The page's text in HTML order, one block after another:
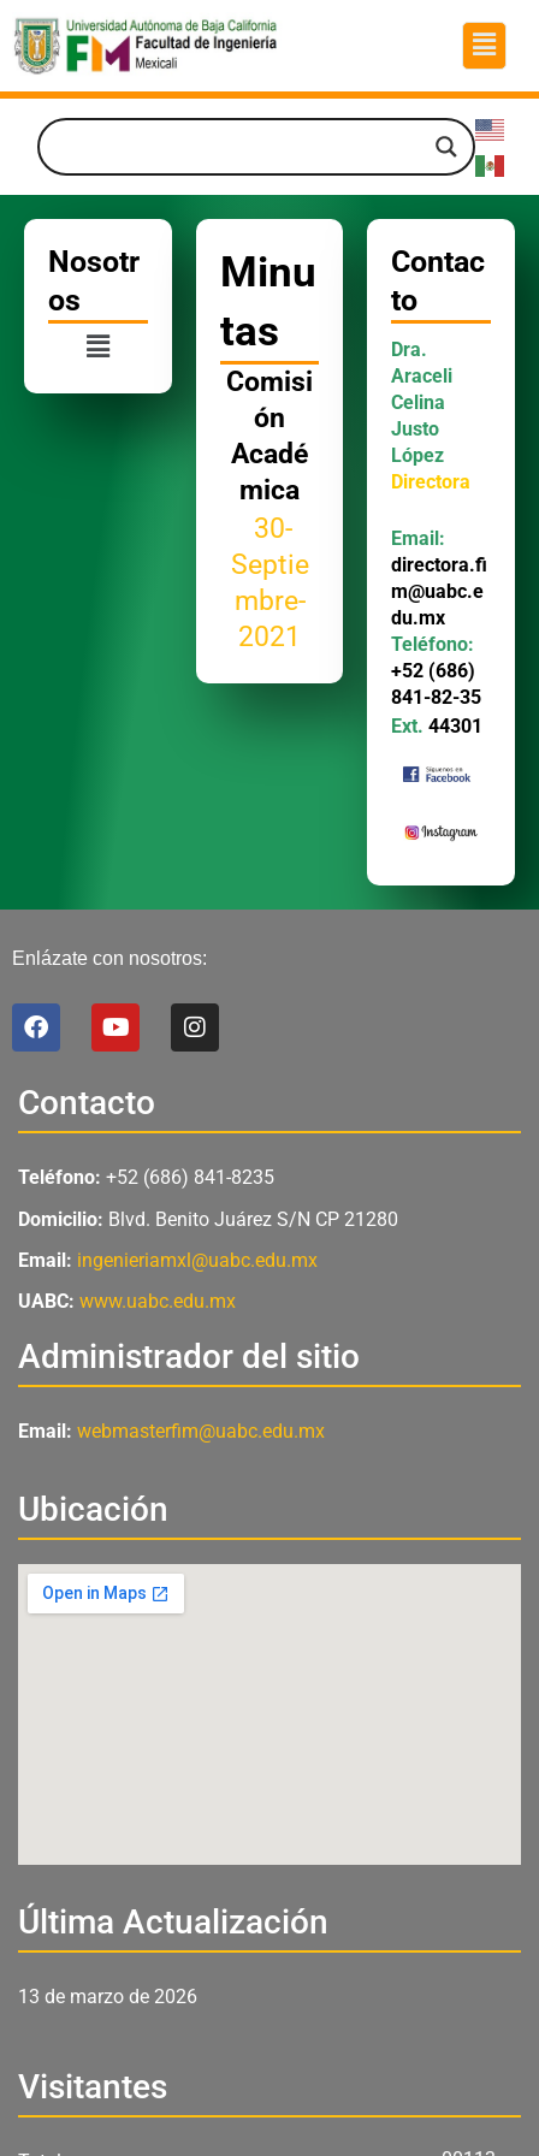
al
contenido
Menú
Nosotr
os
Menú
Minu
tas
Comisi
ón
Acadé
mica
30-
Septie
mbre-
2021
Contac
to
Dra.
Araceli
Celina
Justo
López
Directora
Email:
directora.fi
m@uabc.e
du.mx
Teléfono:
+52 (686)
841-82-35
Ext. 44301
Enlázate con nosotros:
F
a
e
b
o
k
Y
o
u
b
I
n
g
a
m
Contacto
Teléfono: +52 (686) 841-8235
Domicilio: Blvd. Benito Juárez S/N CP 21280
Email: ingenieriamxl@uabc.edu.mx
UABC: www.uabc.edu.mx
Administrador del sitio
Email: webmasterfim@uabc.edu.mx
Ubicación
Última Actualización
13 de marzo de 2026
Visitantes